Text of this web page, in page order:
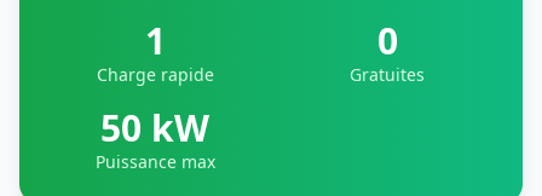
1
Charge rapide
0
Gratuites
50 kW
Puissance max